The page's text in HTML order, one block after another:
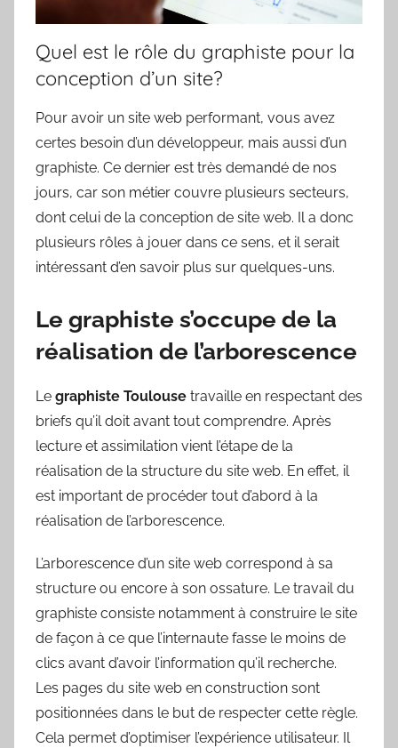
Quel est le rôle du graphiste pour la
conception d’un site?
Pour avoir un site web performant, vous avez
certes besoin d’un développeur, mais aussi d’un
graphiste. Ce dernier est très demandé de nos
jours, car son métier couvre plusieurs secteurs,
dont celui de la conception de site web. Il a donc
plusieurs rôles à jouer dans ce sens, et il serait
intéressant d’en savoir plus sur quelques-uns.
Le graphiste s’occupe de la
réalisation de l’arborescence
Le graphiste Toulouse travaille en respectant des
briefs qu’il doit avant tout comprendre. Après
lecture et assimilation vient l’étape de la
réalisation de la structure du site web. En effet, il
est important de procéder tout d’abord à la
réalisation de l’arborescence.
L’arborescence d’un site web correspond à sa
structure ou encore à son ossature. Le travail du
graphiste consiste notamment à construire le site
de façon à ce que l’internaute fasse le moins de
clics avant d’avoir l’information qu’il recherche.
Les pages du site web en construction sont
positionnées dans le but de respecter cette règle.
Cela permet d’optimiser l’expérience utilisateur. Il